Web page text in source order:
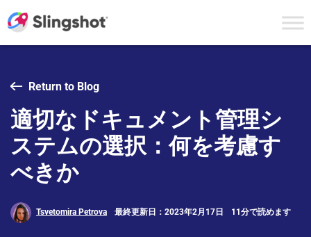
Return to Blog
適切なドキュメント管理シ
ステムの選択：何を考慮す
べきか
Tsvetomira Petrova 最終更新日：2023年2月17日 11分で読めます